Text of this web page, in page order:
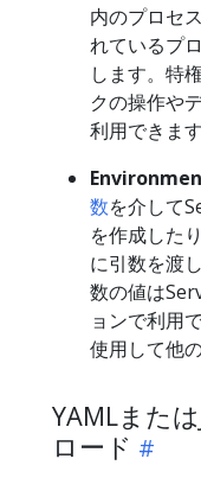
内のプロセ
れているプ
します。特
クの操作や
利用できます
数を介して
を作成した
に引数を渡
数の値は
ョンで利用
使用して他
YAMLまた
ロード